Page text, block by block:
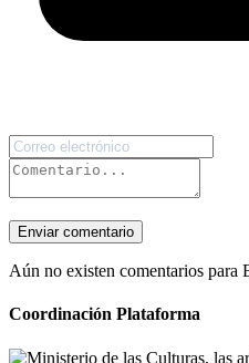
Enviar comentario
Aún no existen comentarios para
Coordinación Plataforma